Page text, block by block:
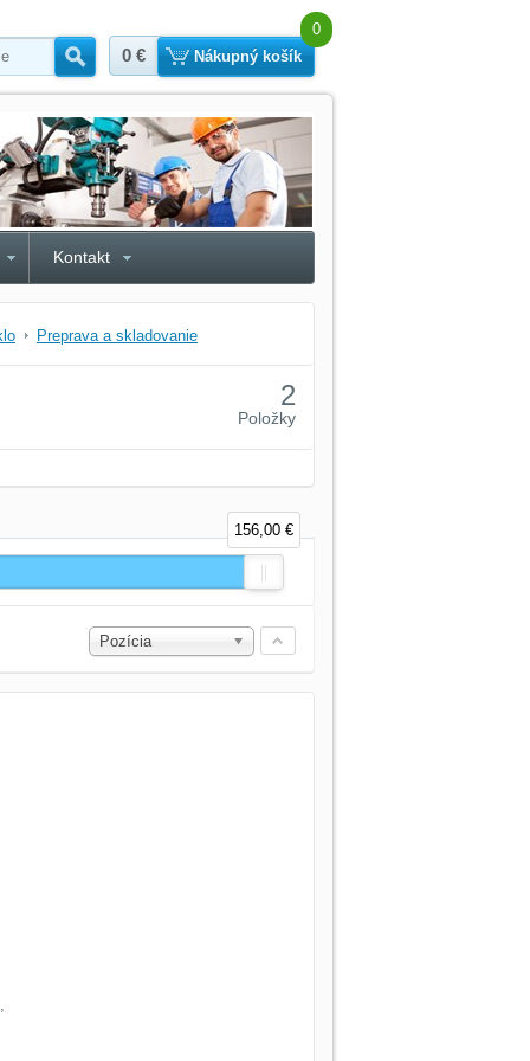
Hľadať
0 €
0
Nákupný košík
Kontakt
Preprava a skladovanie
2
Položky
156,00 €
Pozícia